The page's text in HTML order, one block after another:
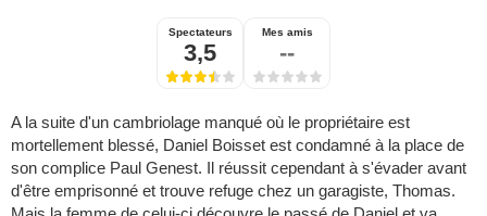
Spectateurs
3,5
Mes amis
--
A la suite d'un cambriolage manqué où le propriétaire est
mortellement blessé, Daniel Boisset est condamné à la place de
son complice Paul Genest. Il réussit cependant à s'évader avant
d'être emprisonné et trouve refuge chez un garagiste, Thomas.